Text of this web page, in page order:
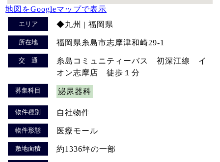
地図をGoogleマップで表示
エリア ◆九州 | 福岡県
所在地 福岡県糸島市志摩津和崎29-1
交 通
糸島コミュニティーバス 初深江線 イ
オン志摩店 徒歩１分
募集科目 泌尿器科
物件種別 自社物件
物件形態 医療モール
敷地面積 約1336坪の一部